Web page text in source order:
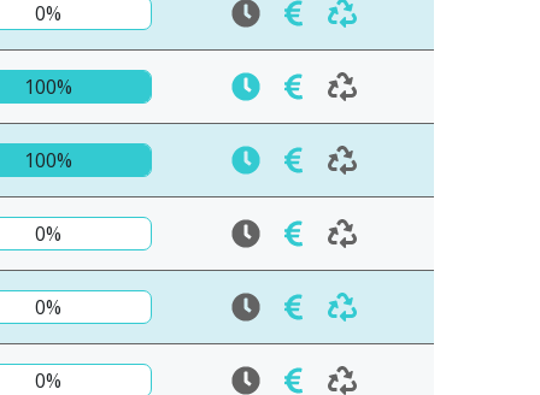
0%
100%
100%
0%
0%
0%